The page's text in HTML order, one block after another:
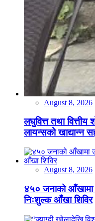
August 8, 2026
लघुवित्त तथा वित्तीय
लायन्सको खाद्यान्न
August 8, 2026
४५० जनाको आँखामा
निःशुल्क आँखा शिविर